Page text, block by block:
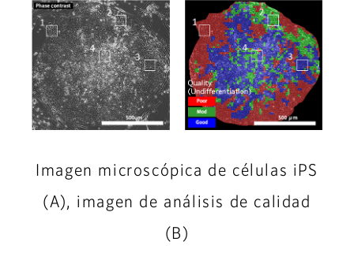
Imagen microscópica de células iPS
(A), imagen de análisis de calidad
(B)